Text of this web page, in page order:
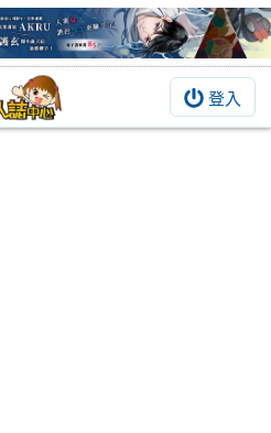
登入